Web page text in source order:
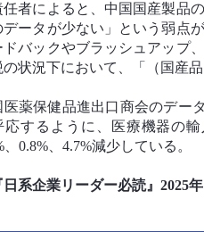
任者によると、中国国産製品
データが少ない」という弱点
ドバックやブラッシュアップ
の状況下において、「（国産
医薬保健品進出口商会のデー
応するように、医療機器の
、0.8%、4.7%減少している。
日系企業リーダー必読』2025